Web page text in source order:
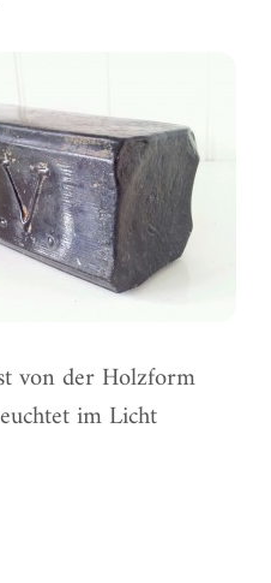
von der Holzform
im Licht